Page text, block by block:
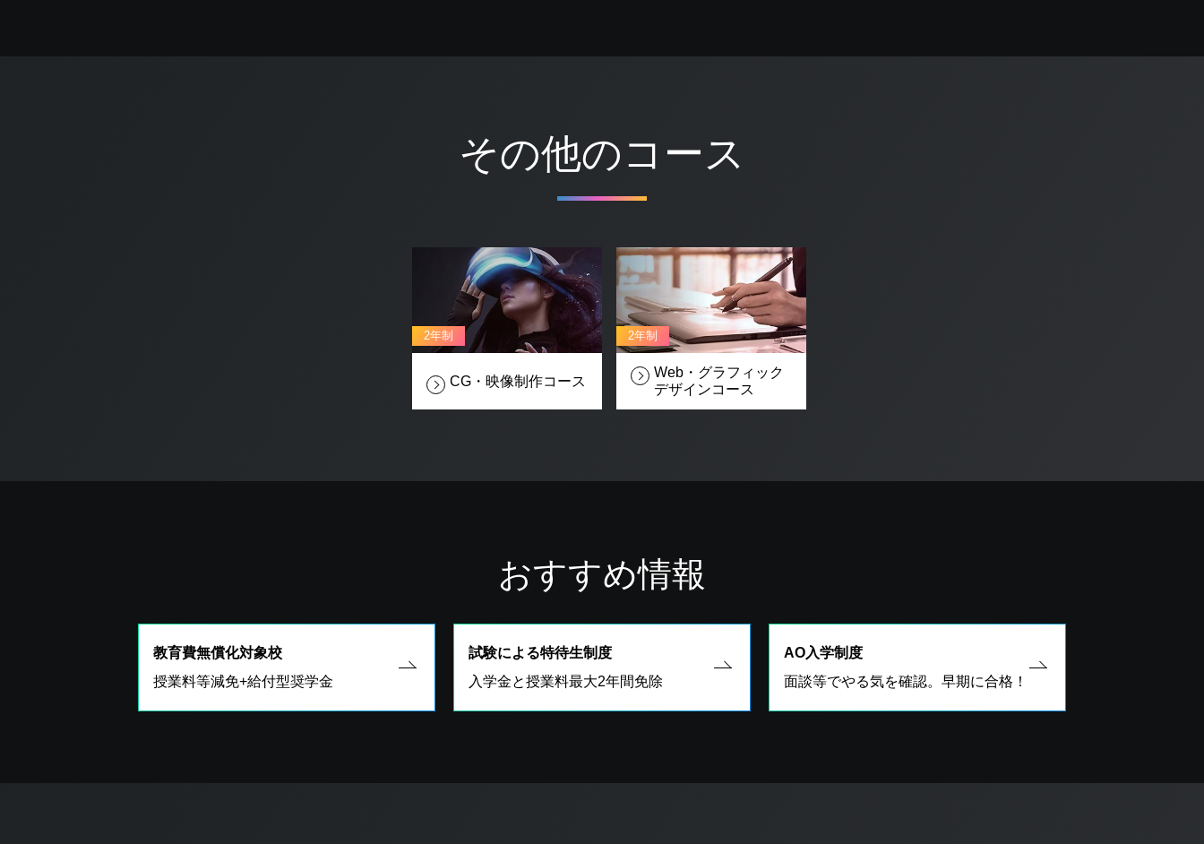
その他のコース
2年制
CG・映像制作コース
2年制
Web・グラフィック
デザインコース
おすすめ情報
教育費無償化対象校
授業料等減免+給付型奨学金
試験による特待生制度
入学金と授業料最大2年間免除
AO入学制度
面談等でやる気を確認。早期に合格！